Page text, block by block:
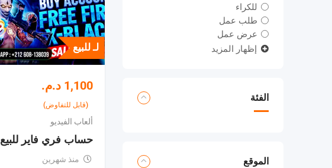
للكراء
طلب عمل
عرض عمل
إظهار المزيد
الفئة
الموقع
لـ للبيع
1,100 د.م.
(قابل للتفاوض)
ألعاب الفيديو
حساب فري فاير للبيع
منذ شهرين